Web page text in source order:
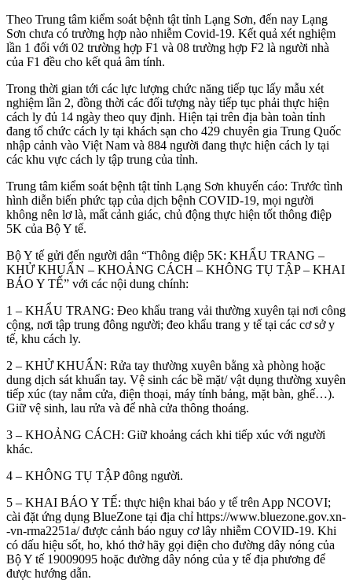
Theo Trung tâm kiểm soát bệnh tật tỉnh Lạng Sơn, đến nay Lạng
Sơn chưa có trường hợp nào nhiễm Covid-19. Kết quả xét nghiệm
lần 1 đối với 02 trường hợp F1 và 08 trường hợp F2 là người nhà
của F1 đều cho kết quả âm tính.
Trong thời gian tới các lực lượng chức năng tiếp tục lấy mẫu xét
nghiệm lần 2, đồng thời các đối tượng này tiếp tục phải thực hiện
cách ly đủ 14 ngày theo quy định. Hiện tại trên địa bàn toàn tỉnh
đang tổ chức cách ly tại khách sạn cho 429 chuyên gia Trung Quốc
nhập cảnh vào Việt Nam và 884 người đang thực hiện cách ly tại
các khu vực cách ly tập trung của tỉnh.
Trung tâm kiểm soát bệnh tật tỉnh Lạng Sơn khuyến cáo: Trước tình
hình diễn biến phức tạp của dịch bệnh COVID-19, mọi người
không nên lơ là, mất cảnh giác, chủ động thực hiện tốt thông điệp
5K của Bộ Y tế.
Bộ Y tế gửi đến người dân “Thông điệp 5K: KHẨU TRANG –
KHỬ KHUẨN – KHOẢNG CÁCH – KHÔNG TỤ TẬP – KHAI
BÁO Y TẾ” với các nội dung chính:
1 – KHẨU TRANG: Đeo khẩu trang vải thường xuyên tại nơi công
cộng, nơi tập trung đông người; đeo khẩu trang y tế tại các cơ sở y
tế, khu cách ly.
2 – KHỬ KHUẨN: Rửa tay thường xuyên bằng xà phòng hoặc
dung dịch sát khuẩn tay. Vệ sinh các bề mặt/ vật dụng thường xuyên
tiếp xúc (tay nắm cửa, điện thoại, máy tính bảng, mặt bàn, ghế…).
Giữ vệ sinh, lau rửa và để nhà cửa thông thoáng.
3 – KHOẢNG CÁCH: Giữ khoảng cách khi tiếp xúc với người
khác.
4 – KHÔNG TỤ TẬP đông người.
5 – KHAI BÁO Y TẾ: thực hiện khai báo y tế trên App NCOVI;
cài đặt ứng dụng BlueZone tại địa chỉ https://www.bluezone.gov.xn-
-vn-rma2251a/ được cảnh báo nguy cơ lây nhiễm COVID-19. Khi
có dấu hiệu sốt, ho, khó thở hãy gọi điện cho đường dây nóng của
Bộ Y tế 19009095 hoặc đường dây nóng của y tế địa phương để
được hướng dẫn.